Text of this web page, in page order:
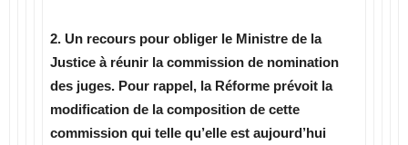
2. Un recours pour obliger le Ministre de la
Justice à réunir la commission de nomination
des juges. Pour rappel, la Réforme prévoit la
modification de la composition de cette
commission qui telle qu’elle est aujourd’hui